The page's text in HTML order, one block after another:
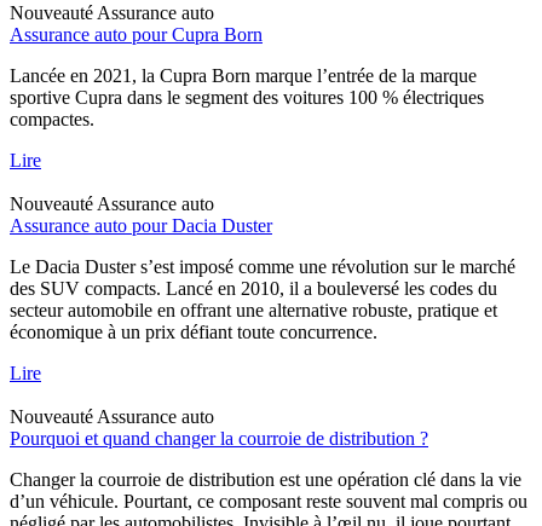
Nouveauté Assurance auto
Assurance auto pour Cupra Born
Lancée en 2021, la Cupra Born marque l’entrée de la marque
sportive Cupra dans le segment des voitures 100 % électriques
compactes.
Lire
Nouveauté Assurance auto
Assurance auto pour Dacia Duster
Le Dacia Duster s’est imposé comme une révolution sur le marché
des SUV compacts. Lancé en 2010, il a bouleversé les codes du
secteur automobile en offrant une alternative robuste, pratique et
économique à un prix défiant toute concurrence.
Lire
Nouveauté Assurance auto
Pourquoi et quand changer la courroie de distribution ?
Changer la courroie de distribution est une opération clé dans la vie
d’un véhicule. Pourtant, ce composant reste souvent mal compris ou